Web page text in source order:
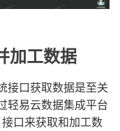
加工数据
接口获取数据是至关
轻易云数据集成平台
接口来获取和加工数